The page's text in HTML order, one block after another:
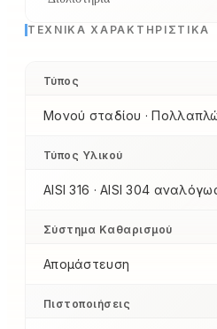
ΤΕΧΝΙΚΆ ΧΑΡΑΚΤΗΡΙΣΤΙΚΆ
Τύπος
Μονού σταδίου ·
Τύπος Υλικού
AISI 316 · AISI 304
Σύστημα Καθαρισμού
Απομάστευση
Πιστοποιήσεις